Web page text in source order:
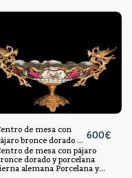
de mesa con
bronce dorado y
tierna
600€
de mesa con pájaro
dorado y porcelana
alemana Porcelana y